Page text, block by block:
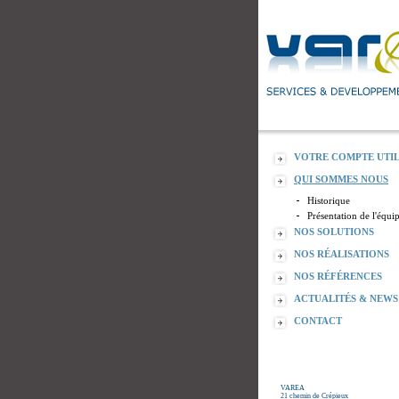
VOTRE COMPTE
QUI SOMMES NOUS
Historique
Présentation de
NOS SOLUTIONS
NOS RÉALISATIONS
NOS RÉFÉRENCES
ACTUALITÉS & NEWS
CONTACT
VAREA
21 chemin de Crépieux